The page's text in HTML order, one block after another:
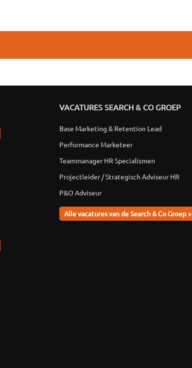
VACATURES SEARCH & CO GROEP
Base Marketing & Retention Lead
Performance Marketeer
Teammanager HR Specialismen
Projectleider / Strategisch Adviseur HR
P&O Adviseur
Alle vacatures van de Search & Co Groep >